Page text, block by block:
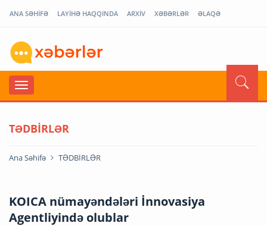
ANA SƏHİFƏ LAYİHƏ HAQQINDA ARXİV XƏBƏRLƏR ƏLAQƏ
TƏDBİRLƏR
Ana Səhifə TƏDBİRLƏR
KOICA nümayəndələri İnnovasiya
Agentliyində olublar